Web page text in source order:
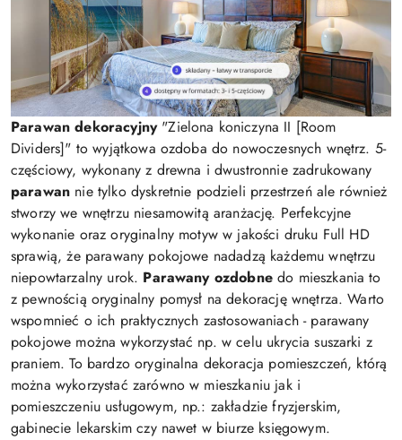
Parawan dekoracyjny"Zielona koniczyna II [Room
Dividers]" to wyjątkowa ozdoba do nowoczesnych wnętrz. 5-
częściowy, wykonany z drewna i dwustronnie zadrukowany
parawan nie tylko dyskretnie podzieli przestrzeń ale również
stworzy we wnętrzu niesamowitą aranżację. Perfekcyjne
wykonanie oraz oryginalny motyw w jakości druku Full HD
sprawią, że parawany pokojowe nadadzą każdemu wnętrzu
niepowtarzalny urok. Parawany ozdobnedo mieszkania to
z pewnością oryginalny pomysł na dekorację wnętrza. Warto
wspomnieć o ich praktycznych zastosowaniach - parawany
pokojowe można wykorzystać np. w celu ukrycia suszarki z
praniem. To bardzo oryginalna dekoracja pomieszczeń, którą
można wykorzystać zarówno w mieszkaniu jak i
pomieszczeniu usługowym, np.: zakładzie fryzjerskim,
gabinecie lekarskim czy nawet w biurze księgowym.